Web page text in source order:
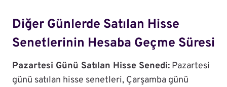
Diğer Günlerde Satılan Hisse
Senetlerinin Hesaba Geçme Süresi
Pazartesi Günü Satılan Hisse Senedi: Pazartesi
günü satılan hisse senetleri, Çarşamba günü